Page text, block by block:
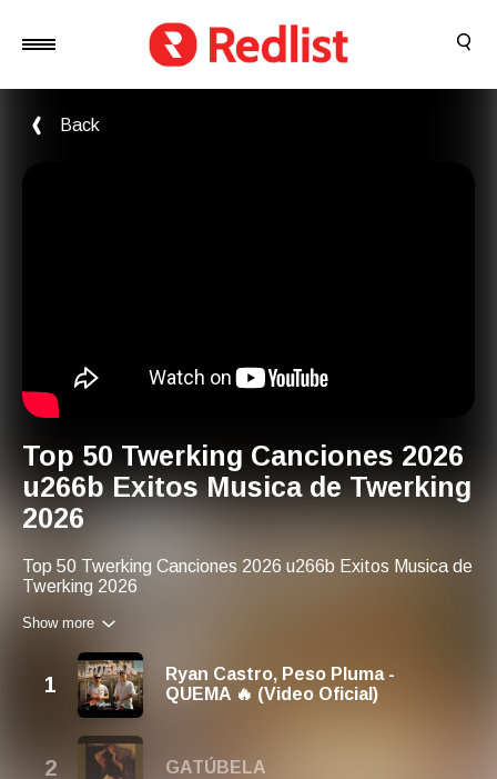
Back
Top 50 Twerking Canciones 2026
u266b Exitos Musica de Twerking
2026
Top 50 Twerking Canciones 2026 u266b Exitos Musica de
Twerking 2026
Show more
Ryan Castro, Peso Pluma -
QUEMA 🔥 (Video Oficial)
GATÚBELA